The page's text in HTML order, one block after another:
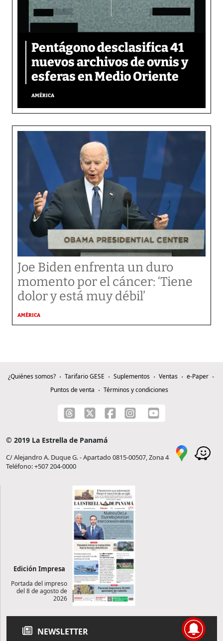
Pentágono desclasifica 41
nuevos archivos de ovnis y
esferas en Medio Oriente
AMÉRICA
Joe Biden enfrenta un duro
momento por el cáncer: ‘Tiene
dolor y está muy débil’
AMÉRICA
¿Quiénes somos? Tarifario GESE Suplementos Ventas
e-Paper
Puntos de venta
Términos y condiciones
© 2019 La Estrella de Panamá
C/ Alejandro A. Duque G. - Apartado 0815-00507, Zona 4
Teléfono: +507 204-0000
Edición Impresa
Portada del impreso
del 8 de agosto de
2026
NEWSLETTER